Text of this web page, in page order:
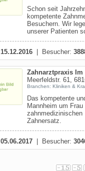
Schon seit
kompetente
Besuchern. Wir
unserer Patienten
15.12.2016 | Besucher:
Zahnarztpraxis
Meerfeldstr. 61,
Branchen: Kliniken &
Das kompetente
Mannheim um
zahnmedizinischen
Zahnersatz.
05.06.2017 | Besucher: